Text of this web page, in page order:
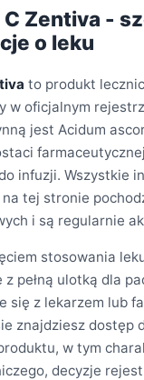
Zentiva -
o leku
to produkt
w oficjalnym
jest Acidum
infuzji. Wszystkie
tej stronie
i są regularnie
stosowania
z pełną ulotką dla
się z lekarzem lub
znajdziesz dostęp
w tym
decyzje